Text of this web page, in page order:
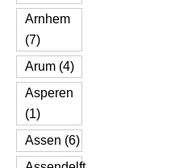
Arnhem
(7)
Arum (4)
Asperen
(1)
Assen (6)